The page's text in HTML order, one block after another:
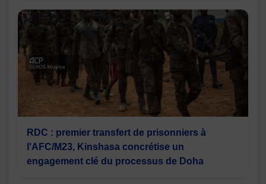
RDC : premier transfert de prisonniers à
l'AFC/M23, Kinshasa concrétise un
engagement clé du processus de Doha